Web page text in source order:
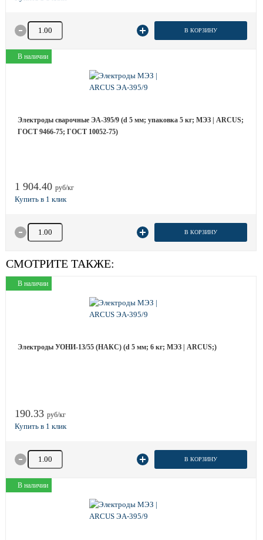
Количество товара В КОРЗИНУ
В наличии
Электроды сварочные ЭА-395/9 (d 5 мм; упаковка 5 кг; МЭЗ | ARCUS;
ГОСТ 9466-75; ГОСТ 10052-75)
1 904.40 руб/кг
Количество товара В КОРЗИНУ
СМОТРИТЕ ТАКЖЕ:
В наличии
Электроды УОНИ-13/55 (НАКС) (d 5 мм; 6 кг; МЭЗ | ARCUS;)
190.33 руб/кг
Количество товара В КОРЗИНУ
В наличии